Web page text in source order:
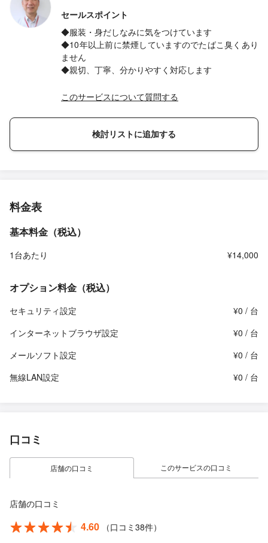
セールスポイント
◆服装・身だしなみに気をつけています
◆10年以上前に禁煙していますのでたばこ臭くあり
ません
◆親切、丁寧、分かりやすく対応します
このサービスについて質問する
検討リストに追加する
料金表
基本料金（税込）
1台あたり ¥14,000
オプション料金（税込）
セキュリティ設定
¥0 / 台
インターネットブラウザ設定
¥0 / 台
メールソフト設定
¥0 / 台
無線LAN設定
¥0 / 台
口コミ
店舗の口コミ このサービスの口コミ
店舗の口コミ
4.60
（口コミ38件）